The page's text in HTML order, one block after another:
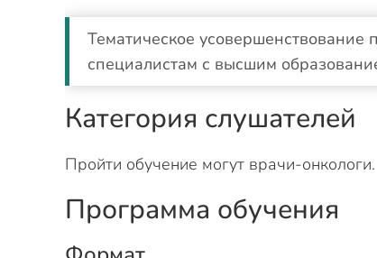
Тематическое усовершенствование
специалистам с высшим
Категория слушателей
Пройти обучение могут врачи-онкологи.
Программа обучения